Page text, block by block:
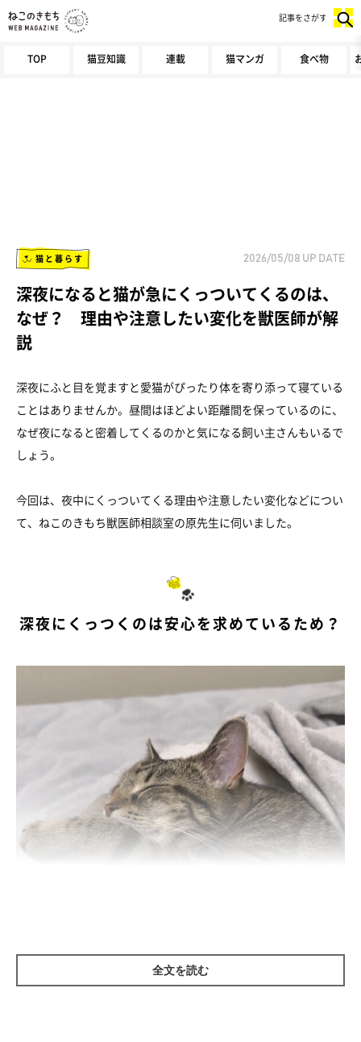
TOP 猫豆知識 連載 猫マンガ 食べ物
記事をさがす
猫と暮らす 2026/05/08 UP DATE
深夜になると猫が急にくっついてくるのは、
なぜ？ 理由や注意したい変化を獣医師が解
説
深夜にふと目を覚ますと愛猫がぴったり体を寄り添って寝ている
ことはありませんか。昼間はほどよい距離間を保っているのに、
なぜ夜になると密着してくるのかと気になる飼い主さんもいるで
しょう。
今回は、夜中にくっついてくる理由や注意したい変化などについ
て、ねこのきもち獣医師相談室の原先生に伺いました。
深夜にくっつくのは安心を求めているため？
全文を読む